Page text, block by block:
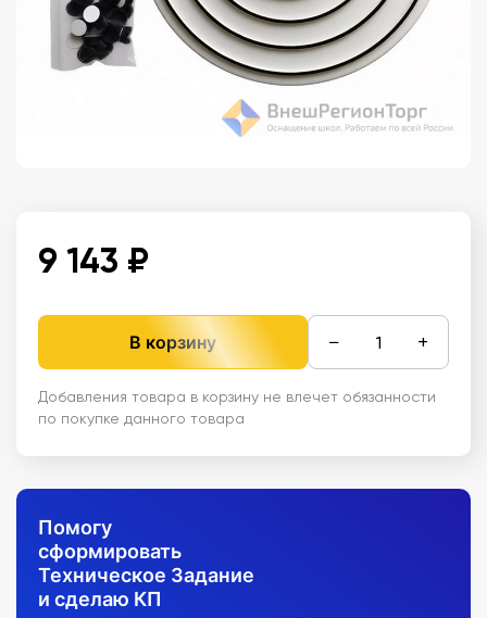
9 143 ₽
В корзину − +
Добавления товара в корзину не влечет обязанности
по покупке данного товара
Помогу
сформировать
Техническое Задание
и сделаю КП